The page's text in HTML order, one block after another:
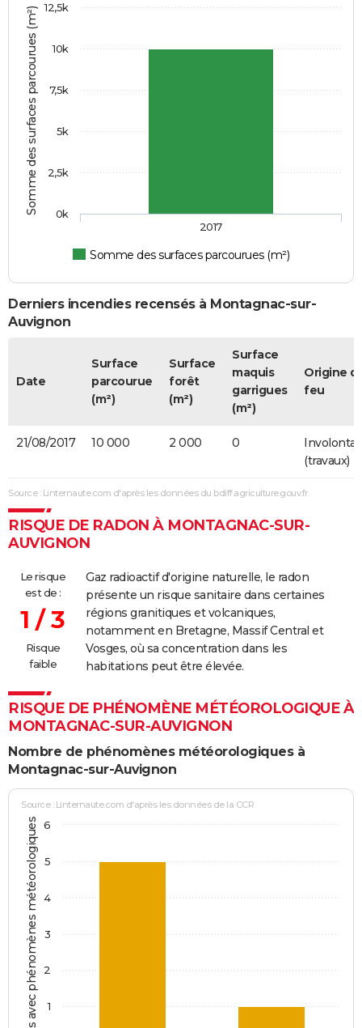
Somme des surfaces parcourues (m²)
Somme des surfaces parcourues (m²)
2017
0k
2,5k
5k
7,5k
10k
12,5k
Derniers incendies recensés à Montagnac-sur-
Auvignon
Date
Surface
parcourue
(m²)
Surface
forêt
(m²)
Surface
maquis
garrigues
(m²)
Origine
feu
21/08/2017 10 000 2 000 0
(travaux)
Source : Linternaute.com d'après les données du bdiff.agriculture.gouv.fr
RISQUE DE RADON À MONTAGNAC-SUR-
AUVIGNON
Le risque
est de :
1 / 3
Risque
faible
Gaz radioactif d'origine naturelle, le radon
présente un risque sanitaire dans certaines
régions granitiques et volcaniques,
notamment en Bretagne, Massif Central et
Vosges, où sa concentration dans les
habitations peut être élevée.
RISQUE DE PHÉNOMÈNE MÉTÉOROLOGIQUE À
MONTAGNAC-SUR-AUVIGNON
Nombre de phénomènes météorologiques à
Montagnac-sur-Auvignon
Jours avec phénomènes météorologiques
Source : Linternaute.com d'après les données de la CCR
1
2
3
4
5
6